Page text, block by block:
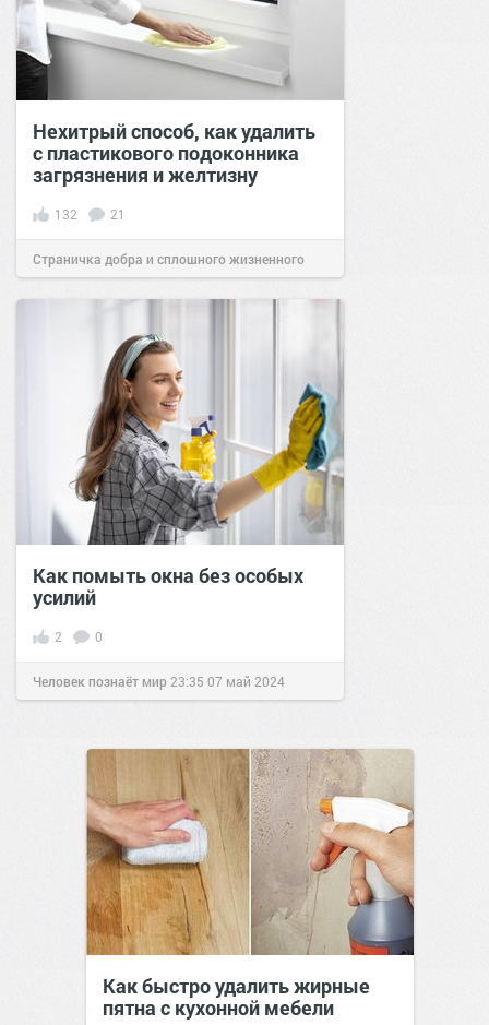
Нехитрый способ, как удалить
с пластикового подоконника
загрязнения и желтизну
132 21
Страничка добра и сплошного жизненного
позитива!12:0010 апр 2021
Как помыть окна без особых
усилий
2 0
Человек познаёт мир23:35 07 май 2024
Как быстро удалить жирные
пятна с кухонной мебели